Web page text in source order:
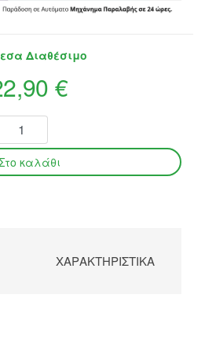
Διαθέσιμο
€
ΧΑΡΑΚΤΗΡΙΣΤΙΚΆ